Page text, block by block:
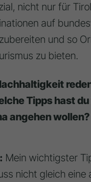
nicht nur für
auf
und so
zu bieten.
Tipps hast
angehen wollen?
Mein wichtigster
nicht gleich